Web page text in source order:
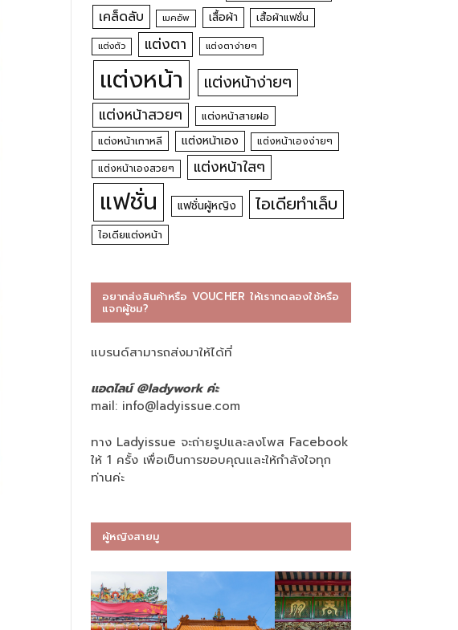
เคล็ดลับ เมคอัพ เสื้อผ้า เสื้อผ้าแฟชั่น
แต่งตัว แต่งตา แต่งตาง่ายๆ
แต่งหน้า แต่งหน้าง่ายๆ
แต่งหน้าสวยๆ
แต่งหน้าสายฝอ
แต่งหน้าเกาหลี
แต่งหน้าเอง
แต่งหน้าเองง่ายๆ
แต่งหน้าเองสวยๆ
แต่งหน้าใสๆ
แฟชั่น แฟชั่นผู้หญิง ไอเดียทำเล็บ
ไอเดียแต่งหน้า
อยากส่งสินค้าหรือ VOUCHER ให้เราทดลองใช้หรือ
แจกผู้ชม?
แบรนด์สามารถส่งมาให้ได้ที่
แอดไลน์ @ladywork ค่ะ
mail: info@ladyissue.com
ทาง Ladyissue จะถ่ายรูปและลงโพส Facebook
ให้ 1 ครั้ง เพื่อเป็นการขอบคุณและให้กำลังใจทุก
ท่านค่ะ
ผู้หญิงสายมู